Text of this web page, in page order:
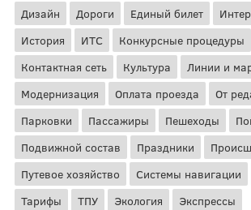
Дизайн
Дороги Единый билет
История
ИТС
Конкурсные процедуры
Контактная сеть
Культура
Линии и
Модернизация
Оплата проезда
От
Парковки
Пассажиры Пешеходы
Подвижной состав
Праздники
Путевое хозяйство
Системы навигации
Тарифы
ТПУ Экология Экспрессы